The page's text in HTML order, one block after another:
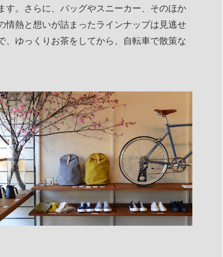
す。さらに、バッグやスニーカー、そのほか
熱と想いが詰まったラインナップは見逃せ
、ゆっくりお茶をしてから、自転車で散策な